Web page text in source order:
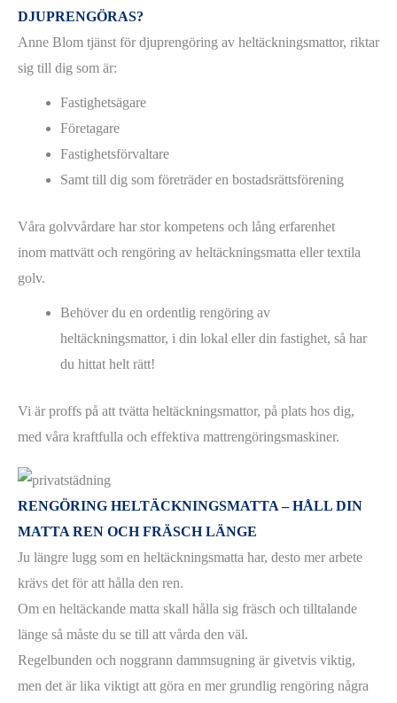
DJUPRENGÖRAS?
Anne Blom tjänst för djuprengöring av heltäckningsmattor, riktar
sig till dig som är:
Fastighetsägare
Företagare
Fastighetsförvaltare
Samt till dig som företräder en bostadsrättsförening
Våra golvvårdare har stor kompetens och lång erfarenhet
inom mattvätt och rengöring av heltäckningsmatta eller textila
golv.
Behöver du en ordentlig rengöring av
heltäckningsmattor, i din lokal eller din fastighet, så har
du hittat helt rätt!
Vi är proffs på att tvätta heltäckningsmattor, på plats hos dig,
med våra kraftfulla och effektiva mattrengöringsmaskiner.
RENGÖRING HELTÄCKNINGSMATTA – HÅLL DIN
MATTA REN OCH FRÄSCH LÄNGE
Ju längre lugg som en heltäckningsmatta har, desto mer arbete
krävs det för att hålla den ren.
Om en heltäckande matta skall hålla sig fräsch och tilltalande
länge så måste du se till att vårda den väl.
Regelbunden och noggrann dammsugning är givetvis viktig,
men det är lika viktigt att göra en mer grundlig rengöring några